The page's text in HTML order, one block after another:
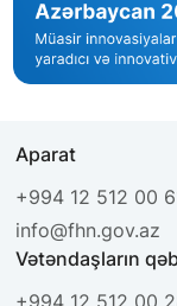
Aparat
+994 12 512 00
info@fhn.gov.az
Vətəndaşların